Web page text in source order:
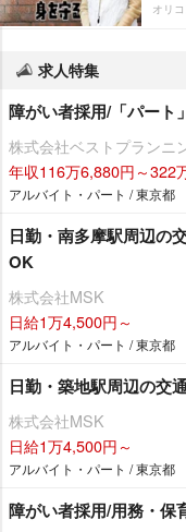
オリ
求人特集
障がい者採用/「パート
株式会社ベストプランニ
年収116万6,880円～322
アルバイト・パート / 東京都
日勤・南多摩駅周辺の
OK
株式会社MSK
日給1万4,500円～
アルバイト・パート / 東京都
日勤・築地駅周辺の交
株式会社MSK
日給1万4,500円～
アルバイト・パート / 東京都
障がい者採用/用務・保